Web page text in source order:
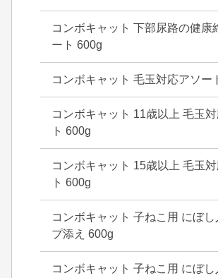
コンボキャット 下部尿路の健康
ート 600g
コンボキャット 毛玉対応アソー
コンボキャット 11歳以上 毛玉
ト 600g
コンボキャット 15歳以上 毛玉
ト 600g
コンボキャット 子ねこ用 にぼし
プ添え 600g
コンボキャット 子ねこ用 にぼし